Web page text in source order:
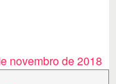
novembro de 2018